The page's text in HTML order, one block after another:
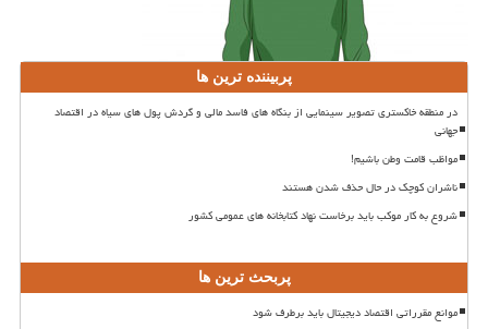
پربیننده ترین ها
در منطقه خاکستری تصویر سینمایی از بنگاه های فاسد مالی و گردش پول های سیاه در اقتصاد
جهانی
مواظب قامت وطن باشیم!
ناشران کوچک در حال حذف شدن هستند
شروع به کار موکب باید برخاست نهاد کتابخانه های عمومی کشور
پربحث ترین ها
موانع مقرراتی اقتصاد دیجیتال باید برطرف شود